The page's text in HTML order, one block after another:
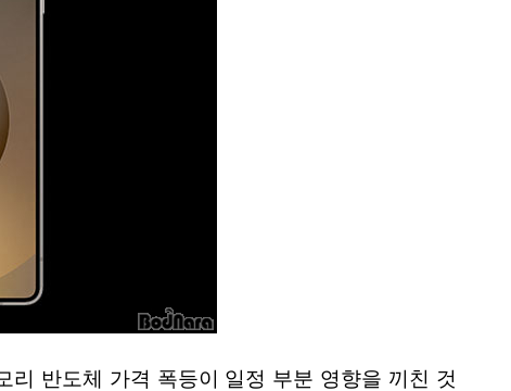
반도체 가격 폭등이 일정 부분 영향을 끼친 것